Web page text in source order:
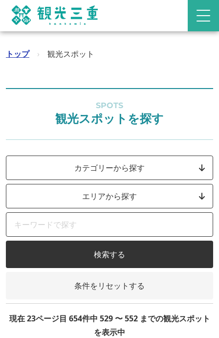
トップ › 観光スポット
SPOTS
観光スポットを探す
カテゴリーから探す
エリアから探す
検索する
条件をリセットする
現在 23ページ目 654件中 529 〜 552 までの観光スポット
を表示中